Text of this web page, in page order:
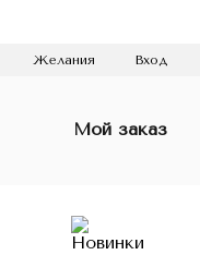
Желания Вход
Мой заказ